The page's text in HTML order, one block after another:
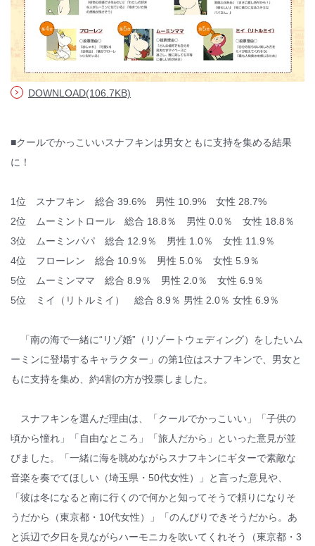
DOWNLOAD(106.7KB)
■クールでかっこいいスナフキンは男女ともに支持を集める結果
に！
1位 スナフキン 総合 39.6% 男性 10.9% 女性 28.7%
2位 ムーミントロール 総合 18.8％ 男性 0.0％ 女性 18.8％
3位 ムーミンパパ 総合 12.9％ 男性 1.0％ 女性 11.9％
4位 フローレン 総合 10.9％ 男性 5.0％ 女性 5.9％
5位 ムーミンママ 総合 8.9％ 男性 2.0％ 女性 6.9％
5位 ミイ（リトルミイ） 総合 8.9％ 男性 2.0％ 女性 6.9％
「南の海で一緒に“リゾ婚”（リゾートウェディング）をしたいム
ーミンに登場するキャラクター」の第1位はスナフキンで、男女と
もに支持を集め、約4割の方が投票しました。
スナフキンを選んだ理由は、「クールでかっこいい」「子供の
頃から憧れ」「自由なところ」「旅人だから」といった意見が並
びました。「一緒に海を眺めながらスナフキンにギターで素敵な
音楽を奏でてほしい（埼玉県・50代女性）」と言った意見や、
「彼は冬になると南に行くので何かと知ってそうで頼りになりそ
うだから（東京都・10代女性）」「のんびりできそうだから。あ
と浜辺で夕日を見ながらハーモニカを吹いてくれそう（東京都・3